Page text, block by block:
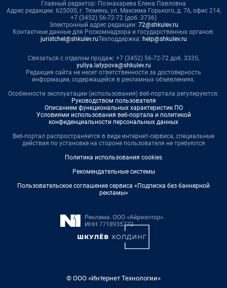
Главный редактор: Познахарева Елена Павловна
Адрес редакции: 625000, г. Тюмень, ул. Максима Горького, д. 76, офис 214,
+7 (3452) 56-72-72 (доб. 3736)
Электронный адрес редакции: 72@shkulev.ru
Контактные данные для Роскомнадзора и государственных органов:
juristchel@shkulev.ruТехподдержка: help@shkulev.ru
Связаться с отделом продаж: +7 (3452) 56-72-72 доб. 3335,
yuliya.latypova@shkulev.ru
Редакция сайта не несет ответственности за достоверность
информации, содержащейся в рекламных объявлениях.
Особенности эксплуатации (использования) веб-портала регулируются:
Руководством пользователя
Описанием функциональных характеристик ПО
Условиями использования веб-портала и политикой
конфиденциальности персональных данных
Веб-портал распространяется в виде интернет-сервиса, специальные
действия по установке на стороне пользователя не требуются
Политика использования cookies
Рекомендательные системы
Пользовательское соглашение сервиса «Подписка без баннерной
рекламы»
© ООО «Интернет Технологии»